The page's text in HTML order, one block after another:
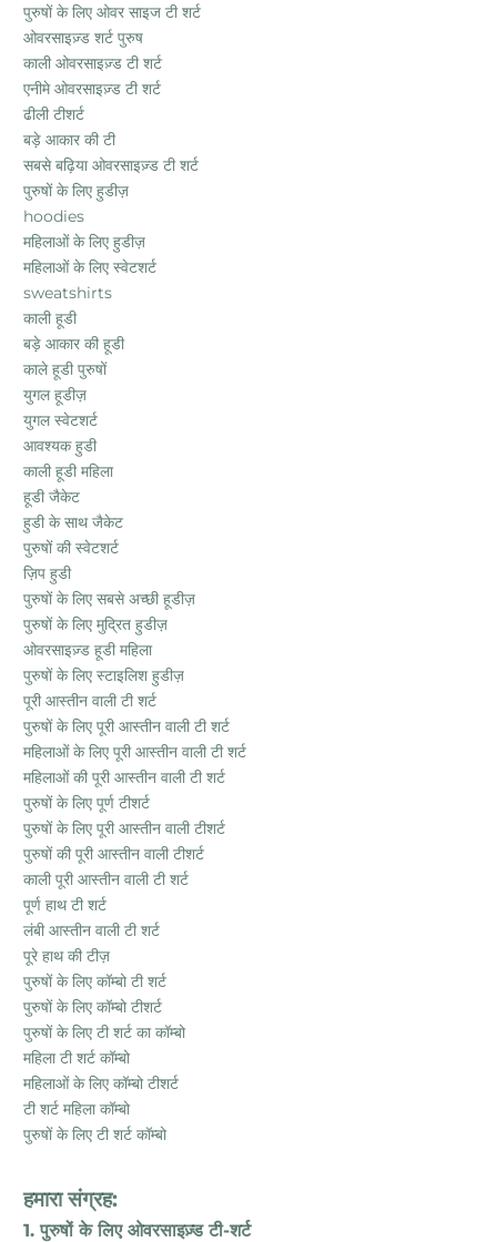
पुरुषों के लिए ओवर साइज टी शर्ट
ओवरसाइज़्ड शर्ट पुरुष
काली ओवरसाइज़्ड टी शर्ट
एनीमे ओवरसाइज़्ड टी शर्ट
ढीली टीशर्ट
बड़े आकार की टी
सबसे बढ़िया ओवरसाइज़्ड टी शर्ट
पुरुषों के लिए हुडीज़
hoodies
महिलाओं के लिए हुडीज़
महिलाओं के लिए स्वेटशर्ट
sweatshirts
काली हूडी
बड़े आकार की हूडी
काले हूडी पुरुषों
युगल हूडीज़
युगल स्वेटशर्ट
आवश्यक हुडी
काली हूडी महिला
हूडी जैकेट
हुडी के साथ जैकेट
पुरुषों की स्वेटशर्ट
ज़िप हुडी
पुरुषों के लिए सबसे अच्छी हूडीज़
पुरुषों के लिए मुद्रित हुडीज़
ओवरसाइज़्ड हूडी महिला
पुरुषों के लिए स्टाइलिश हुडीज़
पूरी आस्तीन वाली टी शर्ट
पुरुषों के लिए पूरी आस्तीन वाली टी शर्ट
महिलाओं के लिए पूरी आस्तीन वाली टी शर्ट
महिलाओं की पूरी आस्तीन वाली टी शर्ट
पुरुषों के लिए पूर्ण टीशर्ट
पुरुषों के लिए पूरी आस्तीन वाली टीशर्ट
पुरुषों की पूरी आस्तीन वाली टीशर्ट
काली पूरी आस्तीन वाली टी शर्ट
पूर्ण हाथ टी शर्ट
लंबी आस्तीन वाली टी शर्ट
पूरे हाथ की टीज़
पुरुषों के लिए कॉम्बो टी शर्ट
पुरुषों के लिए कॉम्बो टीशर्ट
पुरुषों के लिए टी शर्ट का कॉम्बो
महिला टी शर्ट कॉम्बो
महिलाओं के लिए कॉम्बो टीशर्ट
टी शर्ट महिला कॉम्बो
पुरुषों के लिए टी शर्ट कॉम्बो
हमारा संग्रह:
1. पुरुषों के लिए ओवरसाइज़्ड टी-शर्ट